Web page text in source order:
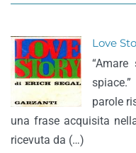
Love
parole
una frase acquisita
ricevuta da (…)